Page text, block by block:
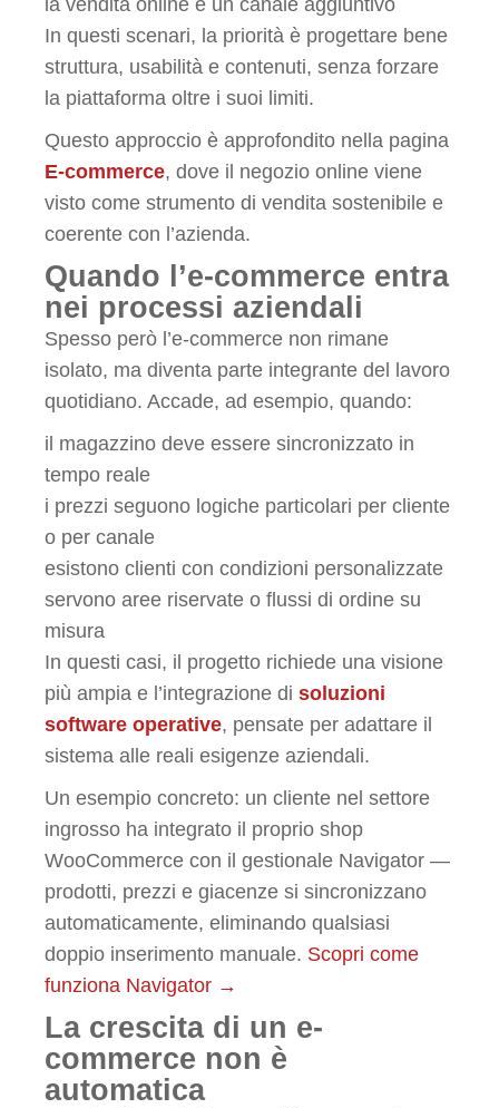
la vendita online è un canale aggiuntivo
In questi scenari, la priorità è progettare bene
struttura, usabilità e contenuti, senza forzare
la piattaforma oltre i suoi limiti.
Questo approccio è approfondito nella pagina
E-commerce, dove il negozio online viene
visto come strumento di vendita sostenibile e
coerente con l’azienda.
Quando l’e-commerce entra
nei processi aziendali
Spesso però l’e-commerce non rimane
isolato, ma diventa parte integrante del lavoro
quotidiano. Accade, ad esempio, quando:
il magazzino deve essere sincronizzato in
tempo reale
i prezzi seguono logiche particolari per cliente
o per canale
esistono clienti con condizioni personalizzate
servono aree riservate o flussi di ordine su
misura
In questi casi, il progetto richiede una visione
più ampia e l’integrazione di soluzioni
software operative, pensate per adattare il
sistema alle reali esigenze aziendali.
Un esempio concreto: un cliente nel settore
ingrosso ha integrato il proprio shop
WooCommerce con il gestionale Navigator —
prodotti, prezzi e giacenze si sincronizzano
automaticamente, eliminando qualsiasi
doppio inserimento manuale. Scopri come
funziona Navigator →
La crescita di un e-
commerce non è
automatica